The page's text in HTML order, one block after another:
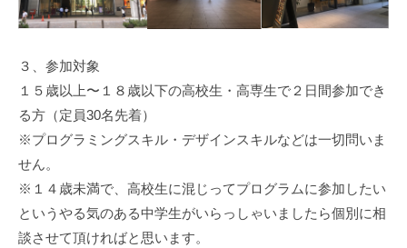
年
8
月
by
mayuko
３、参加対象
１５歳以上〜１８歳以下の高校生・高専生で２日間参加でき
る方（定員30名先着）
※プログラミングスキル・デザインスキルなどは一切問いま
せん。
※１４歳未満で、高校生に混じってプログラムに参加したい
というやる気のある中学生がいらっしゃいましたら個別に相
談させて頂ければと思います。